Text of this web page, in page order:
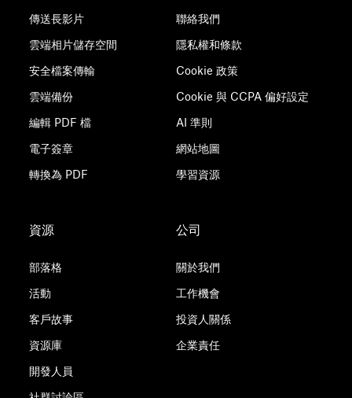
傳送長影片
雲端相片儲存空間
安全檔案傳輸
雲端備份
編輯 PDF 檔
電子簽章
轉換為 PDF
聯絡我們
隱私權和條款
Cookie 政策
Cookie 與 CCPA 偏好設定
AI 準則
網站地圖
學習資源
資源
部落格
活動
客戶故事
資源庫
開發人員
公司
關於我們
工作機會
投資人關係
企業責任